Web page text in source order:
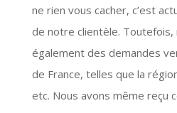
ne rien vous cacher, c’est
de notre clientèle. Toutefois,
également des demandes
de France, telles que la
etc. Nous avons même reçu